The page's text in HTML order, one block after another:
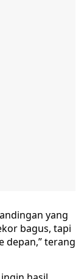
yang
bagus, tapi
depan,” terang